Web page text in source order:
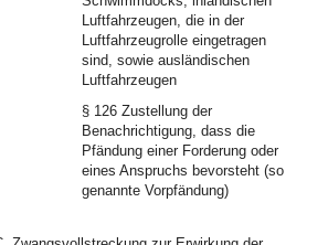
Luftfahrzeugen, die in der
Luftfahrzeugrolle eingetragen
sind, sowie ausländischen
Luftfahrzeugen
§ 126 Zustellung der
Benachrichtigung, dass die
Pfändung einer Forderung oder
eines Anspruchs bevorsteht (so
genannte Vorpfändung)